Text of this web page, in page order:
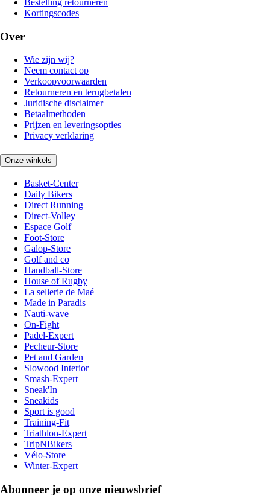
Bestelling retourneren
Kortingscodes
Over
Wie zijn wij?
Neem contact op
Verkoopvoorwaarden
Retourneren en terugbetalen
Juridische disclaimer
Betaalmethoden
Prijzen en leveringsopties
Privacy verklaring
Onze winkels
Basket-Center
Daily Bikers
Direct Running
Direct-Volley
Espace Golf
Foot-Store
Galop-Store
Golf and co
Handball-Store
House of Rugby
La sellerie de Maé
Made in Paradis
Nauti-wave
On-Fight
Padel-Expert
Pecheur-Store
Pet and Garden
Slowood Interior
Smash-Expert
Sneak'In
Sneakids
Sport is good
Training-Fit
Triathlon-Expert
TripNBikers
Vélo-Store
Winter-Expert
Abonneer je op onze nieuwsbrief